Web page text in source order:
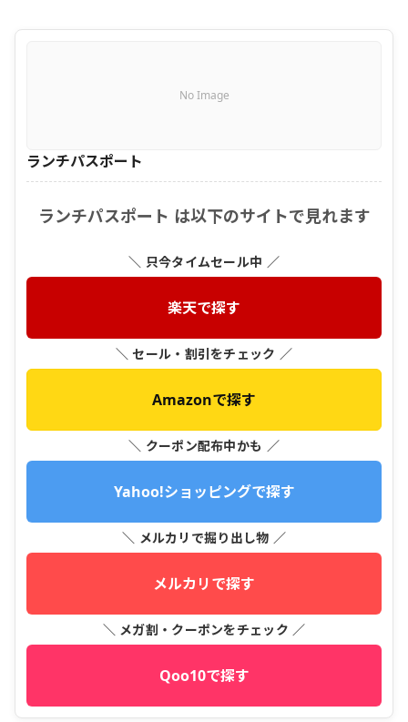
No Image
ランチパスポート
ランチパスポート は以下のサイトで見れます
＼ 只今タイムセール中 ／
楽天で探す
＼ セール・割引をチェック ／
Amazonで探す
＼ クーポン配布中かも ／
Yahoo!ショッピングで探す
＼ メルカリで掘り出し物 ／
メルカリで探す
＼ メガ割・クーポンをチェック ／
Qoo10で探す